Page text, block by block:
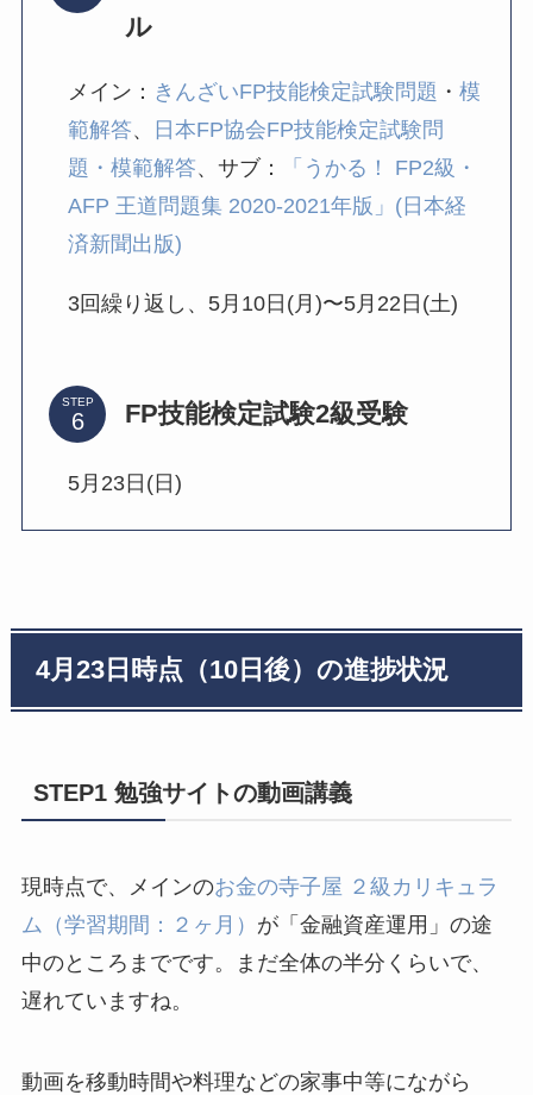
ル
メイン： きんざいFP技能検定試験問題 ・模
範解答、
日本FP協会FP技能検定試験問
題・模範解答、サブ：
「うかる！ FP2級・
AFP 王道問題集 2020-2021年版」(日本経
済新聞出版)
3回繰り返し、5月10日(月)〜5月22日(土)
STEP FP技能検定試験2級受験
5月23日(日)
4月23日時点（10日後）の進捗状況
STEP1 勉強サイトの動画講義
現時点で、メインのお金の寺子屋 ２級カリキュラ
ム（学習期間：２ヶ月） が「金融資産運用」の途
中のところまでです。まだ全体の半分くらいで、
遅れていますね。
動画を移動時間や料理などの家事中等にながら